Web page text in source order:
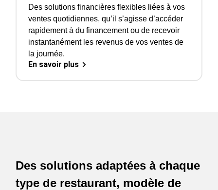
Des solutions financières flexibles liées à vos
ventes quotidiennes, qu’il s’agisse d’accéder
rapidement à du financement ou de recevoir
instantanément les revenus de vos ventes de
la journée.
En savoir plus
Des solutions adaptées à chaque
type de restaurant, modèle de